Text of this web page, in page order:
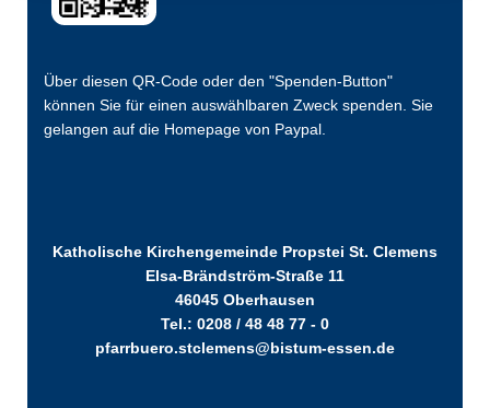
Über diesen QR-Code oder den "Spenden-Button"
können Sie für einen auswählbaren Zweck spenden. Sie
gelangen auf die Homepage von Paypal.
Katholische Kirchengemeinde Propstei St. Clemens
Elsa-Brändström-Straße 11
46045 Oberhausen
Tel.: 0208 / 48 48 77 - 0
pfarrbuero.stclemens@bistum-essen.de